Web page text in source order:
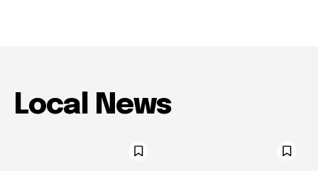
Local News